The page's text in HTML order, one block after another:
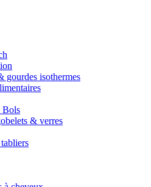
gourdes isothermes
Bols
& verres